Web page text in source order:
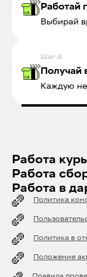
Работай
Выбирай
Шаг 4
Получай
Каждую
Работа
Работа
Работа в
Политика
Политика в
Положение